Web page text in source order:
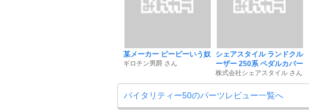
某メーカー ピーピーいう奴
ギロチン男爵 さん
シェアスタイル ランドクル
ーザー 250系 ペダルカバー
株式会社シェアスタイル さん
バイタリティー50のパーツレビュー一覧へ